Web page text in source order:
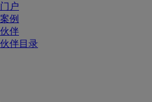
户
例
伴
伴目录